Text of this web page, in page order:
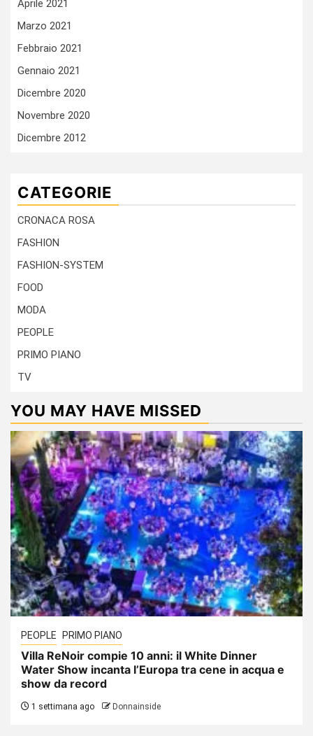
Aprile 2021
Marzo 2021
Febbraio 2021
Gennaio 2021
Dicembre 2020
Novembre 2020
Dicembre 2012
CATEGORIE
CRONACA ROSA
FASHION
FASHION-SYSTEM
FOOD
MODA
PEOPLE
PRIMO PIANO
TV
YOU MAY HAVE MISSED
PEOPLE PRIMO PIANO
Villa ReNoir compie 10 anni: il White Dinner
Water Show incanta l’Europa tra cene in acqua e
show da record
1 settimana ago Donnainside